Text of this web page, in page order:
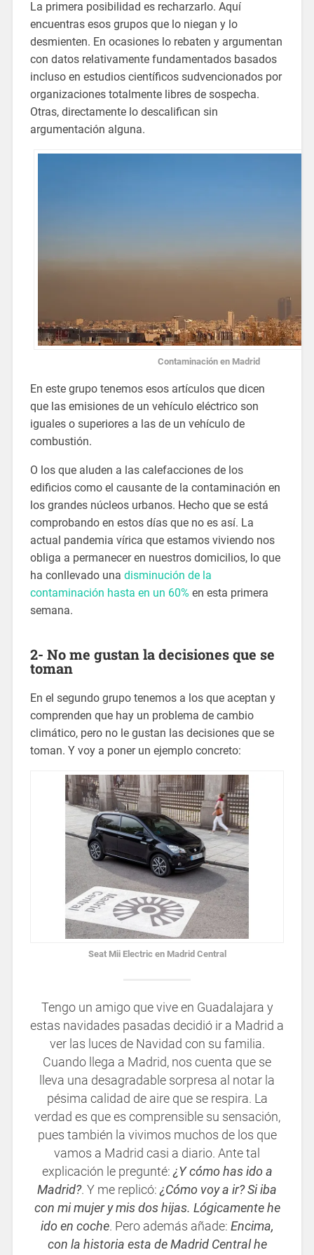
La primera posibilidad es recharzarlo. Aquí
encuentras esos grupos que lo niegan y lo
desmienten. En ocasiones lo rebaten y argumentan
con datos relativamente fundamentados basados
incluso en estudios científicos sudvencionados por
organizaciones totalmente libres de sospecha.
Otras, directamente lo descalifican sin
argumentación alguna.
Contaminación en Madrid
En este grupo tenemos esos artículos que dicen
que las emisiones de un vehículo eléctrico son
iguales o superiores a las de un vehículo de
combustión.
O los que aluden a las calefacciones de los
edificios como el causante de la contaminación en
los grandes núcleos urbanos. Hecho que se está
comprobando en estos días que no es así. La
actual pandemia vírica que estamos viviendo nos
obliga a permanecer en nuestros domicilios, lo que
ha conllevado una disminución de la
contaminación hasta en un 60% en esta primera
semana.
2- No me gustan la decisiones que se
toman
En el segundo grupo tenemos a los que aceptan y
comprenden que hay un problema de cambio
climático, pero no le gustan las decisiones que se
toman. Y voy a poner un ejemplo concreto:
Seat Mii Electric en Madrid Central
Tengo un amigo que vive en Guadalajara y
estas navidades pasadas decidió ir a Madrid a
ver las luces de Navidad con su familia.
Cuando llega a Madrid, nos cuenta que se
lleva una desagradable sorpresa al notar la
pésima calidad de aire que se respira. La
verdad es que es comprensible su sensación,
pues también la vivimos muchos de los que
vamos a Madrid casi a diario. Ante tal
explicación le pregunté:¿Y cómo has ido a
Madrid?. Y me replicó:¿Cómo voy a ir? Si iba
con mi mujer y mis dos hijas. Lógicamente he
ido en coche. Pero además añade: Encima,
con la historia esta de Madrid Central he